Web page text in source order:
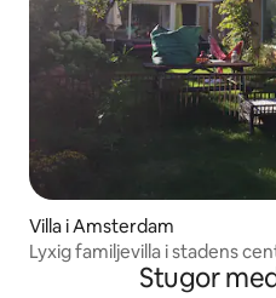
Villa i Amsterdam
Lyxig familjevilla i stadens
Stugor